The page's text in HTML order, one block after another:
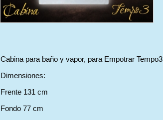
Cabina para baño y vapor, para Empotrar Tempo3
Dimensiones:
Frente 131 cm
Fondo 77 cm